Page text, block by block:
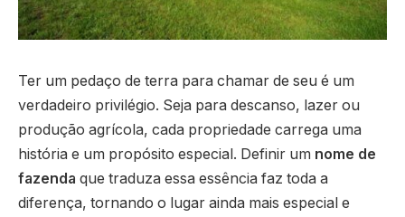
Ter um pedaço de terra para chamar de seu é um
verdadeiro privilégio. Seja para descanso, lazer ou
produção agrícola, cada propriedade carrega uma
história e um propósito especial. Definir um nome de
fazenda que traduza essa essência faz toda a
diferença, tornando o lugar ainda mais especial e